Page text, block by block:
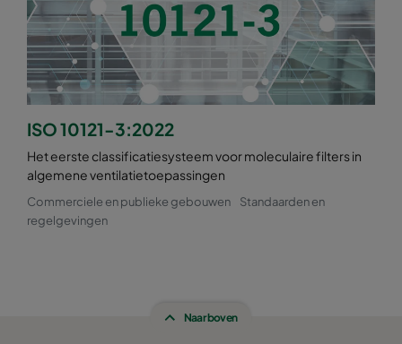
ISO 10121-3:2022
Het eerste classificatiesysteem voor moleculaire filters in
algemene ventilatietoepassingen
Commerciele en publieke gebouwen
Standaarden en
regelgevingen
Naar boven